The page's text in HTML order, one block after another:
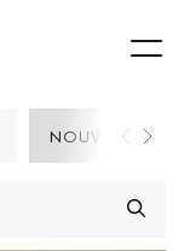
NOUVELLES